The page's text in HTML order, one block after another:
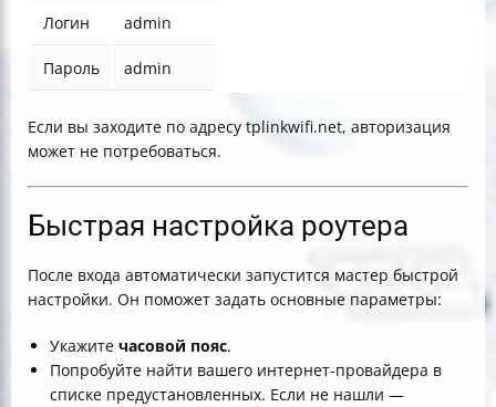
Логин admin
Пароль admin
Если вы заходите по адресу tplinkwifi.net, авторизация
может не потребоваться.
Быстрая настройка роутера
После входа автоматически запустится мастер быстрой
настройки. Он поможет задать основные параметры:
Укажите часовой пояс.
Попробуйте найти вашего интернет-провайдера в
списке предустановленных. Если не нашли —